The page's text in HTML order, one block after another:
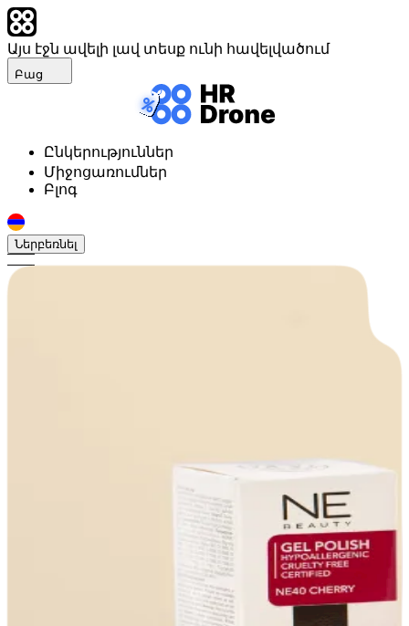
Այս էջն ավելի լավ տեսք ունի հավելվածում
Բաց
Ընկերություններ
Միջոցառումներ
Բլոգ
Ներբեռնել